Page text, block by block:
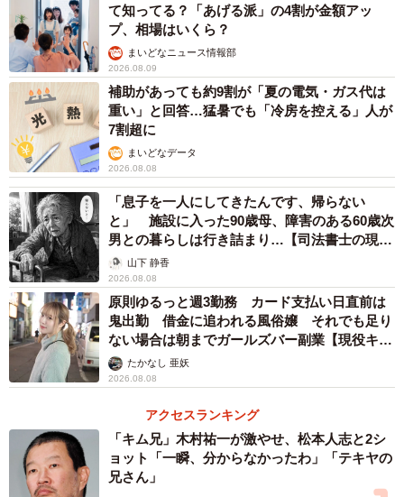
3/3
貯蓄が増減した理由（提供画像）
「貯蓄が増減した理由」を質問をしたところ、フル出社の
人とフルリモートの人の間で、いくつか特徴的な差がみら
れました。
まず、「給与や生活費の増減」と回答した人がフル出社・
リモートワーク共に多くみられました。また、「副業やア
ルバイト収入」と回答した人がリモートワークで2.8％、フ
ル出社で1.7％となっており、これについて調査を行った同
社は「通勤のための時間を副業やアルバイトに充てたり、
資格取得などのスキルアップに利用することで収入を増や
している人がいると考えられる」と述べています。
続いて「節約の成功」という回答について、これもリモー
トワークで7.2%の回答が集まったのに対してフル出社では
4.4%となっています。具体的には「外食しなくなった」
「ランチを買わなくなった」という意見が寄せられてお
り、リモートワークならではの節約術といえます。
て知ってる？「あげる派」の4割が金額アッ
プ、相場はいくら？
まいどなニュース情報部
2026.08.09
補助があっても約9割が「夏の電気・ガス代は
重い」と回答…猛暑でも「冷房を控える」人が
7割超に
まいどなデータ
2026.08.08
「息子を一人にしてきたんです、帰らない
と」 施設に入った90歳母、障害のある60歳次
男との暮らしは行き詰まり…【司法書士の現場
から】山下 静香
2026.08.08
原則ゆるっと週3勤務 カード支払い日直前は
鬼出勤 借金に追われる風俗嬢 それでも足り
ない場合は朝までガールズバー副業【現役キャ
ストに取材】
たかなし 亜妖
2026.08.08
アクセスランキング
「キム兄」木村祐一が激やせ、松本人志と2シ
ョット「一瞬、分からなかったわ」「テキヤの
兄さん」